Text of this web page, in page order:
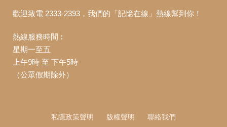
歡迎致電 2333-2393，我們的「記憶在線」熱線幫到你！
熱線服務時間︰
星期一至五
上午9時 至 下午5時
（公眾假期除外）
私隱政策聲明 版權聲明 聯絡我們